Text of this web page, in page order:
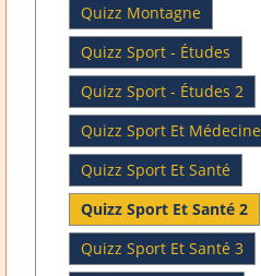
Quizz Montagne
Quizz Sport - Études
Quizz Sport - Études 2
Quizz Sport Et Médecine
Quizz Sport Et Santé
Quizz Sport Et Santé 2
Quizz Sport Et Santé 3